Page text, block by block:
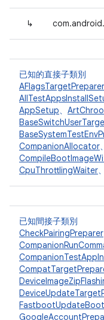
↳
已知的直接子類別
AFlagsTargetPreparer
AppSetup、
CompanionAllocator、
CpuThrottlingWaiter、
已知間接子類別
CheckPairingPreparer